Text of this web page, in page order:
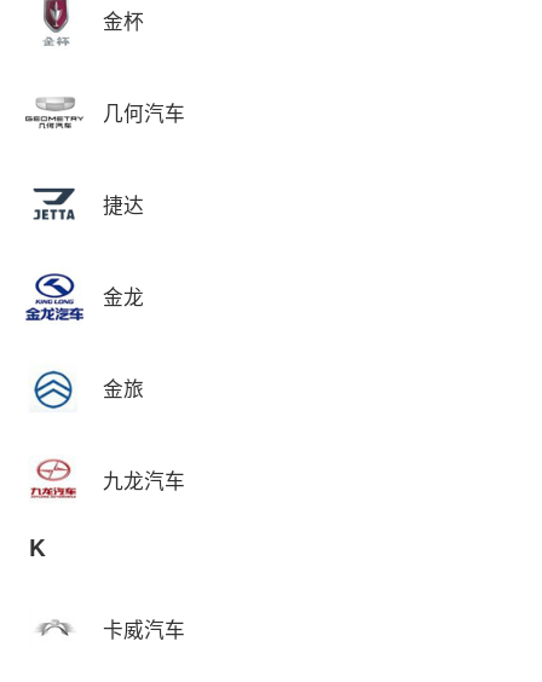
金杯
几何汽车
捷达
金龙
金旅
九龙汽车
K
卡威汽车